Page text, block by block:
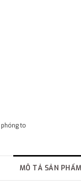
to
MÔ TẢ SẢN PHẨM